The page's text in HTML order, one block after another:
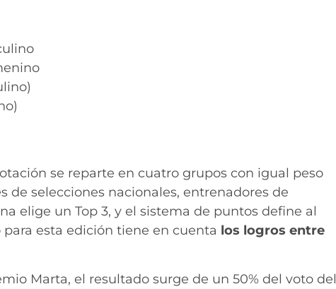
se reparte en cuatro grupos con igual peso
de selecciones nacionales, entrenadores de
elige un Top 3, y el sistema de puntos define al
esta edición tiene en cuenta los logros entre
Marta, el resultado surge de un 50% del voto del